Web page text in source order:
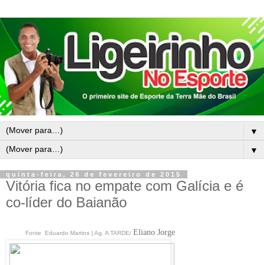
▼
▼
quinta-feira, 26 de fevereiro de 2015
Vitória fica no empate com Galícia e é
co-líder do Baianão
Fonte Eduardo Martins | Ag. A TARDE/ Eliano Jorge